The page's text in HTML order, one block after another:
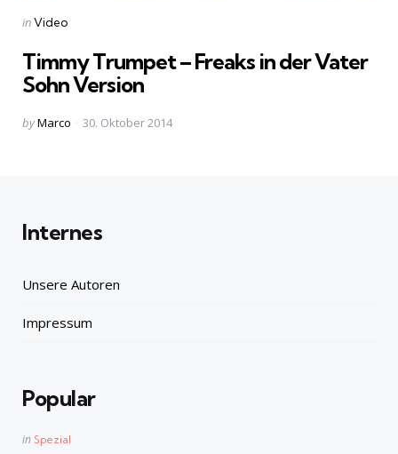
Categories
Posted
inVideo
Timmy Trumpet – Freaks in der Vater
Sohn Version
Posted
byMarco 30. Oktober 2014
Internes
Unsere Autoren
Impressum
Popular
Posted
in Spezial